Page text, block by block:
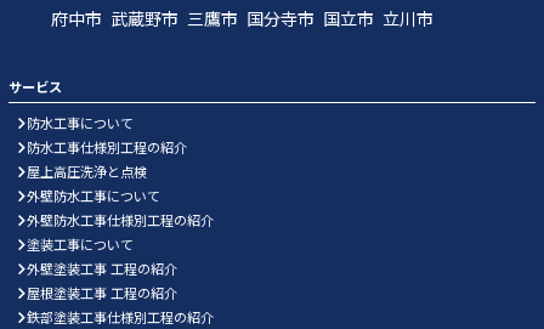
府中市 武蔵野市 三鷹市 国分寺市 国立市 立川市
サービス
防水工事について
防水工事仕様別工程の紹介
屋上高圧洗浄と点検
外壁防水工事について
外壁防水工事仕様別工程の紹介
塗装工事について
外壁塗装工事 工程の紹介
屋根塗装工事 工程の紹介
鉄部塗装工事仕様別工程の紹介